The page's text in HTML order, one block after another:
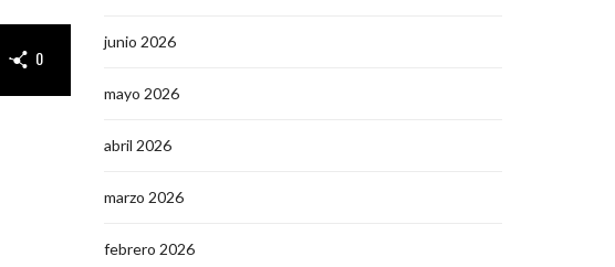
0
junio 2026
mayo 2026
abril 2026
marzo 2026
febrero 2026